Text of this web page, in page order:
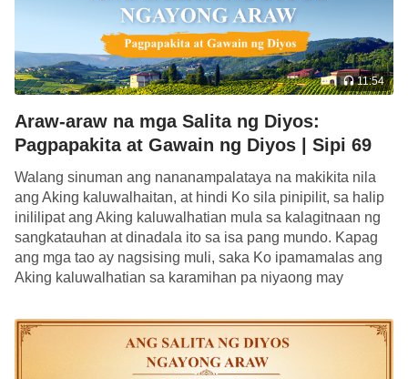
kakabasa lang natin, maraming pagkakataon na
tinatawag sila ng Diyos bilang “Aking lingkod.” Na
ibig sabihin, sa panahong iyon, sa mga mata ng
Diyos, ang matutuwid na taong ito ay mga lingkod
ng Diyos, sila ang mga taong naglingkod sa Kanya
sa lupa. At paano naisip ng Diyos ang katawagang
ito? Bakit Niya sila tinawag nang ganoon? Mayroon
bang mga pamantayan ang Diyos sa Kanyang puso
sa kung ano ang mga itinatawag Niya sa tao? Tiyak
na mayroon. May mga pamantayan ang Diyos,
tawagin man Niya ang tao na matuwid, perpekto,
Kanyang lingkod ang isang tao, matibay ang
Kanyang paniniwala na kayang matanggap ng
11:54
Araw-araw na mga Salita ng Diyos:
Pagpapakita at Gawain ng Diyos | Sipi 69
Walang sinuman ang nananampalataya na makikita nila
ang Aking kaluwalhaitan, at hindi Ko sila pinipilit, sa halip
inililipat ang Aking kaluwalhatian mula sa kalagitnaan ng
sangkatauhan at dinadala ito sa isa pang mundo. Kapag
ang mga tao ay nagsising muli, saka Ko ipamamalas ang
Aking kaluwalhatian sa karamihan pa niyaong may